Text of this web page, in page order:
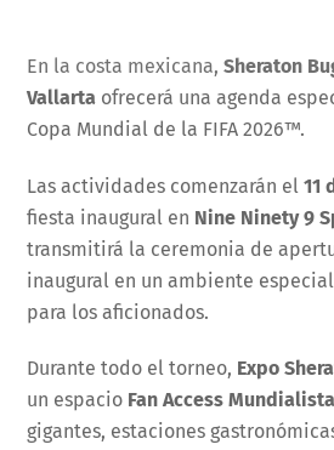
En la costa mexicana,Sheraton
Vallarta ofrecerá una agenda
Copa Mundial de la FIFA 2026™.
Las actividades comenzarán el11
fiesta inaugural en Nine Ninety 9
transmitirá la ceremonia de
inaugural en un ambiente
para los aficionados.
Durante todo el torneo, Expo
un espacio Fan Access Mundialista
gigantes, estaciones